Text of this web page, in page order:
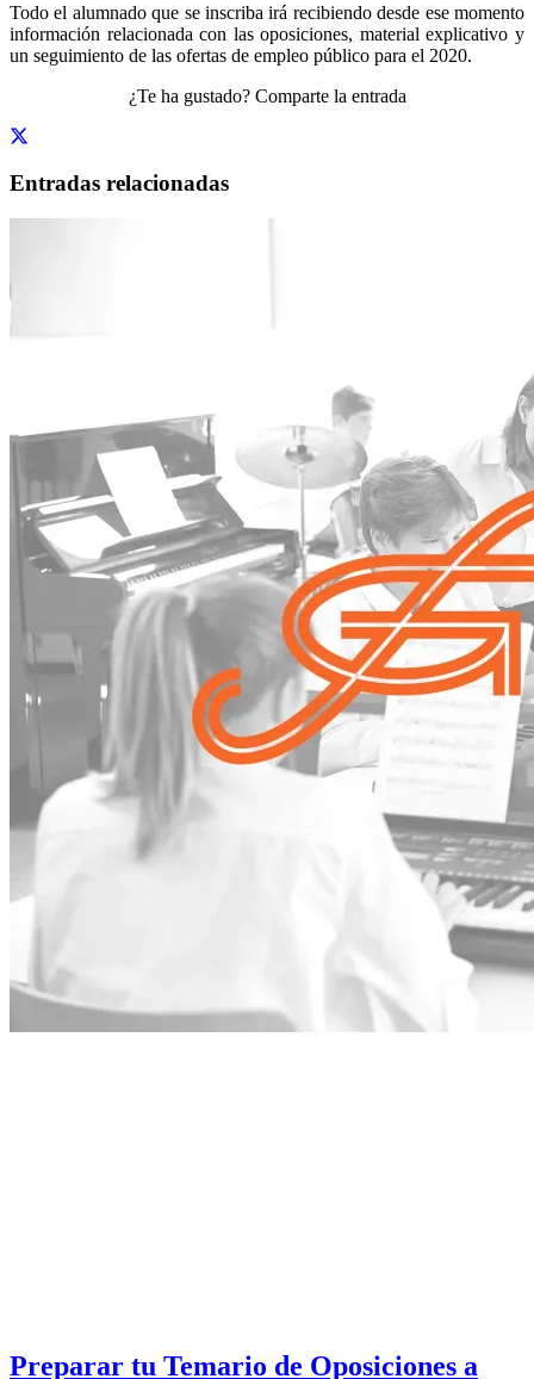
Todo el alumnado que se inscriba irá recibiendo desde ese momento
información relacionada con las oposiciones, material explicativo y
un seguimiento de las ofertas de empleo público para el 2020.
¿Te ha gustado? Comparte la entrada
Entradas relacionadas
Preparar tu Temario de Oposiciones a